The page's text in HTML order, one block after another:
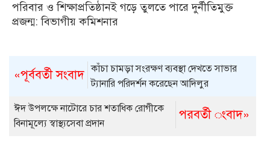
পরিবার ও শিক্ষাপ্রতিষ্ঠানই গড়ে তুলতে পারে দুর্নীতিমুক্ত
প্রজন্ম: বিভাগীয় কমিশনার
«পূর্ববর্তী সংবাদ কাঁচা চামড়া সংরক্ষণ ব্যবস্থা দেখতে সাভার
ট্যানারি পরিদর্শন করেছেন আদিলুর
পরবর্তী ংবাদ»
ঈদ উপলক্ষে নাটোরে চার শতাধিক রোগীকে
বিনামূল্যে স্বাস্থ্যসেবা প্রদান